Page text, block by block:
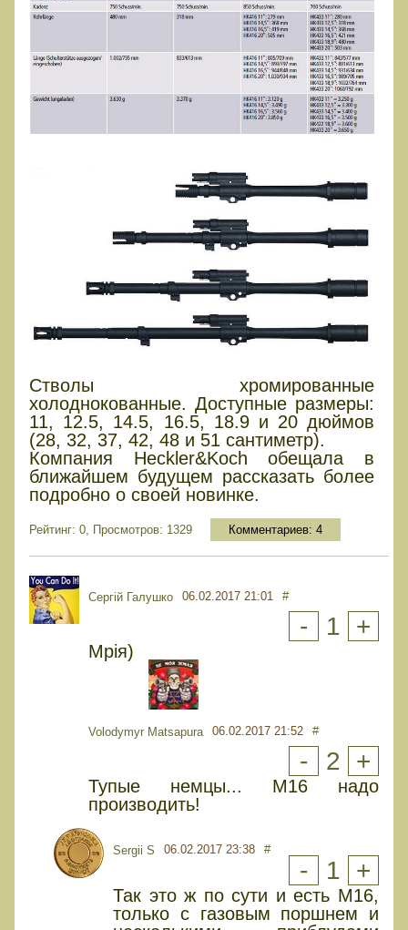
Стволы хромированные
холоднокованные. Доступные размеры:
11, 12.5, 14.5, 16.5, 18.9 и 20 дюймов
(28, 32, 37, 42, 48 и 51 сантиметр).
Компания Heckler&Koch обещала в
ближайшем будущем рассказать более
подробно о своей новинке.
Рейтинг: 0, Просмотров: 1329 Комментариев: 4
Сергій Галушко 06.02.2017 21:01 #
- 1 +
Мрія)
Volodymyr Matsapura 06.02.2017 21:52 #
- 2 +
Тупые немцы... М16 надо
производить!
Sergii S 06.02.2017 23:38 #
- 1 +
Так это ж по сути и есть М16,
только с газовым поршнем и